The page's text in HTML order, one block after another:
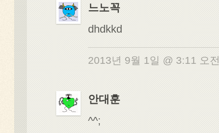
느노꼭
dhdkkd
2013년 9월 1일 @ 3:11 오
안대훈
^^;